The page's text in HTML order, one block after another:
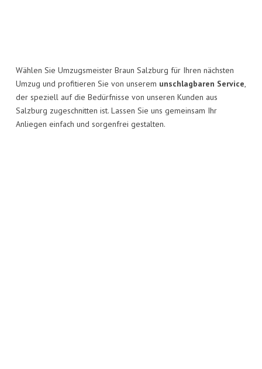
Wählen Sie Umzugsmeister Braun Salzburg für Ihren nächsten
Umzug und profitieren Sie von unserem unschlagbaren Service,
der speziell auf die Bedürfnisse von unseren Kunden aus
Salzburg zugeschnitten ist. Lassen Sie uns gemeinsam Ihr
Anliegen einfach und sorgenfrei gestalten.